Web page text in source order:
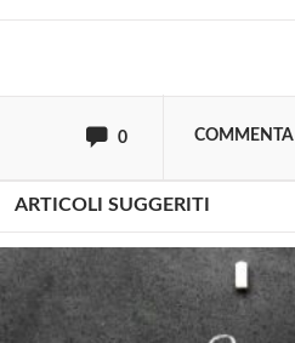
0 COMMENTA
ARTICOLI SUGGERITI